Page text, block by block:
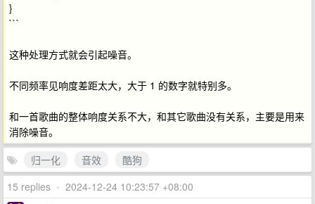
}
```
这种处理方式就会引起噪音。
不同频率见响度差距太大，大于 1 的数字就特别多。
和一首歌曲的整体响度关系不大，和其它歌曲没有关系，主要是用来
消除噪音。
归一化
音效
酷狗
15 replies • 2024-12-24 10:23:57 +08:00